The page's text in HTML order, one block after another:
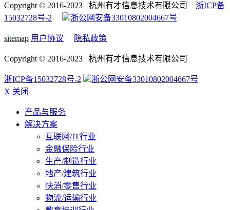
Copyright © 2016-2023 杭州有才信息技术有限公司 浙ICP备
15032728号-2
浙公网安备33010802004667号
sitemap 用户协议 隐私政策
Copyright © 2016-2023 杭州有才信息技术有限公司
浙ICP备15032728号-2
浙公网安备33010802004667号
X 关闭
产品与服务
解决方案
互联网/IT行业
金融保险行业
生产/制造行业
地产/建筑行业
快消/零售行业
物流/运输行业